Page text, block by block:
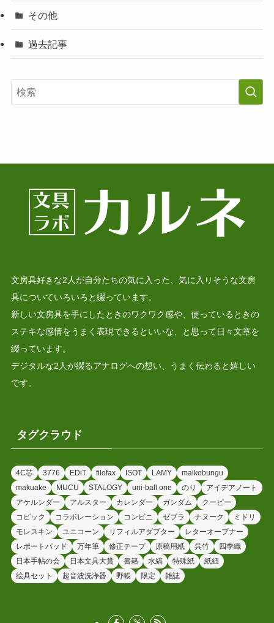
その他
過去記事
文房具好きな2人が自分たちの気に入った、気に入りそうな文房
具についていろいろと綴っています。
新しい文房具を手にしたときのワクワク感や、使っているときの
ステキな感情をうまく表現できるといいな、と思って日々文章を
綴っています。
デジタルな2人が綴るアナログへの想い、うまく伝わると嬉しい
です。
タグクラウド
4C芯 3776 EDiT filofax ISOT LAMY
maikobungu
makuake
MUCU STALOGY uni-ball one のり
アイデアノート
アケルンダー
アルスター カレンダー ガンダム
クーピー
コピック
コラボレーション コンビニ ゼブラ ナヌーク
ミドリ
モレスキン
ユニコーン リフィルアダプター
レターオープナー
レポートパッド
万年筆 修正テープ 原稿用紙 呉竹
四季織
日本手帖の会
日本文具大賞 書籍 水縞 特殊紙
紙紐
絵具セット
超音波洗浄器 野帳 限定 雑誌